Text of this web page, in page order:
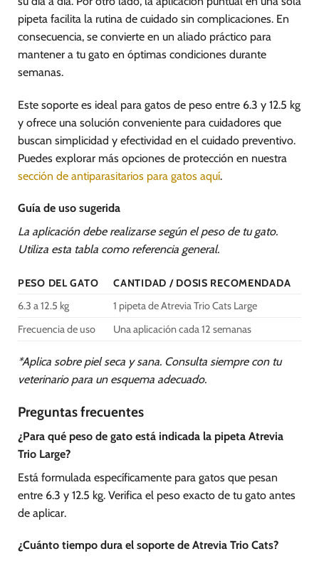
pipeta facilita la rutina de cuidado sin complicaciones. En
consecuencia, se convierte en un aliado práctico para
mantener a tu gato en óptimas condiciones durante
semanas.
Este soporte es ideal para gatos de peso entre 6.3 y 12.5 kg
y ofrece una solución conveniente para cuidadores que
buscan simplicidad y efectividad en el cuidado preventivo.
Puedes explorar más opciones de protección en nuestra
sección de antiparasitarios para gatos aquí.
Guía de uso sugerida
La aplicación debe realizarse según el peso de tu gato.
Utiliza esta tabla como referencia general.
PESO DEL GATO
CANTIDAD / DOSIS RECOMENDADA
6.3 a 12.5 kg
1 pipeta de Atrevia Trio Cats Large
Frecuencia de uso
Una aplicación cada 12 semanas
*Aplica sobre piel seca y sana. Consulta siempre con tu
veterinario para un esquema adecuado.
Preguntas frecuentes
¿Para qué peso de gato está indicada la pipeta Atrevia
Trio Large?
Está formulada específicamente para gatos que pesan
entre 6.3 y 12.5 kg. Verifica el peso exacto de tu gato antes
de aplicar.
¿Cuánto tiempo dura el soporte de Atrevia Trio Cats?